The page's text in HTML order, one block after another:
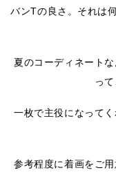
バンTの良さ。それは
夏のコーディネート
っ
一枚で主役になって
参考程度に着画をご